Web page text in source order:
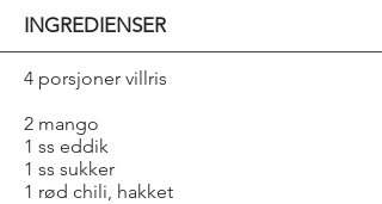
INGREDIENSER
4 porsjoner villris
2 mango
1 ss eddik
1 ss sukker
1 rød chili, hakket